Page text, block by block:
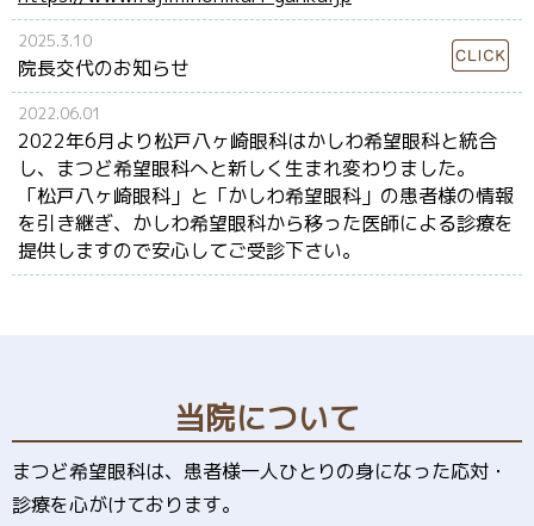
2025.3.10
院長交代のお知らせ
2022.06.01
2022年6月より松戸八ヶ崎眼科はかしわ希望眼科と統合
し、まつど希望眼科へと新しく生まれ変わりました。
「松戸八ヶ崎眼科」と「かしわ希望眼科」の患者様の情報
を引き継ぎ、かしわ希望眼科から移った医師による診療を
提供しますので安心してご受診下さい。
当院について
まつど希望眼科は、患者様一人ひとりの身になった応対・
診療を心がけております。